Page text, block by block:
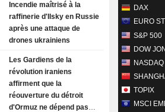
Incendie maîtrisé à la
raffinerie d'Ilsky en Russie
après une attaque de
drones ukrainiens
Les Gardiens de la
révolution iraniens
affirment que la
réouverture du détroit
d'Ormuz ne dépend pas
DAX
EURO
S&P 500
DOW
TOPIX
MSCI